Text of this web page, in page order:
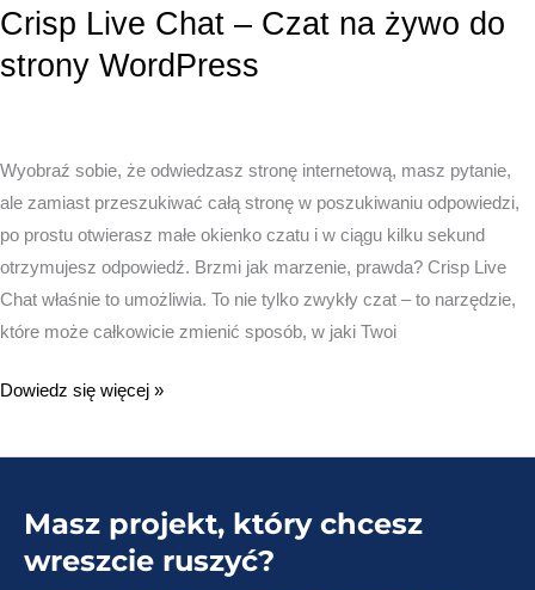
w
sklepie
Zwroty
i
Reklamacje
WooCommerce
Crisp Live Chat – Czat na żywo do
strony WordPress
Wyobraź sobie, że odwiedzasz stronę internetową, masz pytanie,
ale zamiast przeszukiwać całą stronę w poszukiwaniu odpowiedzi,
po prostu otwierasz małe okienko czatu i w ciągu kilku sekund
otrzymujesz odpowiedź. Brzmi jak marzenie, prawda? Crisp Live
Chat właśnie to umożliwia. To nie tylko zwykły czat – to narzędzie,
które może całkowicie zmienić sposób, w jaki Twoi
Crisp
Chat
Czat
Dowiedz się więcej »
Masz projekt, który chcesz
wreszcie ruszyć?